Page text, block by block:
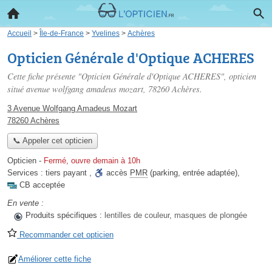
Accueil > Île-de-France > Yvelines > Achères
Opticien Générale d'Optique ACHERES
Cette fiche présente "Opticien Générale d'Optique ACHERES", opticien
situé avenue wolfgang amadeus mozart, 78260 Achères.
3 Avenue Wolfgang Amadeus Mozart
78260 Achères
📞 Appeler cet opticien
Opticien - Fermé, ouvre demain à 10h
Services : tiers payant , accès PMR (parking, entrée adaptée),
CB acceptée
En vente :
Produits spécifiques : lentilles de couleur, masques de plongée
Recommander cet opticien
Améliorer cette fiche